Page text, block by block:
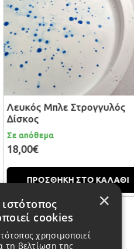
Στρογγυλός
ΣΤΟ ΚΑΛΑΘΙ
Μεντε
×
cookies
χρησιμοποιεί
τη βελτίωση της